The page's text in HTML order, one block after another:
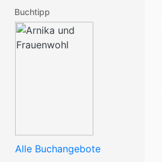
Buchtipp
Alle Buchangebote